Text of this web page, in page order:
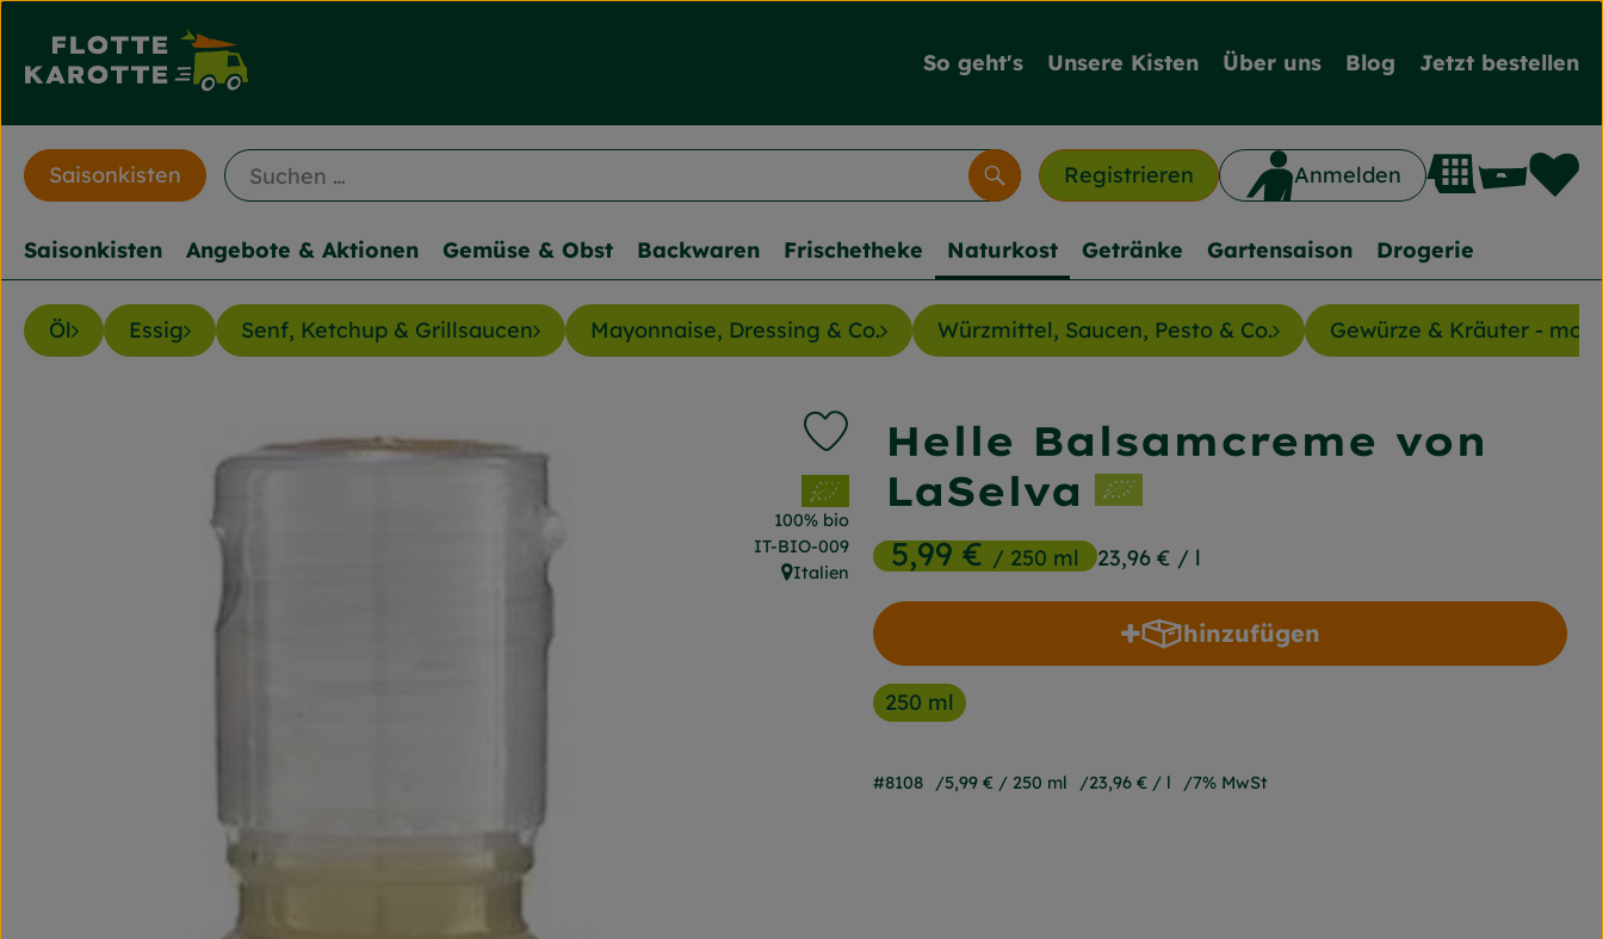
So geht's Unsere Kisten Über uns Blog Jetzt bestellen
Registrieren Anmelden
Suchen
Saisonkisten
Saisonkisten Angebote & Aktionen Gemüse & Obst Backwaren Frischetheke Naturkost Getränke Gartensaison Drogerie
Öl Essig Senf, Ketchup & Grillsaucen Mayonnaise, Dressing & Co. Würzmittel, Saucen, Pesto & Co. Gewürze & Kräuter -
Helle Balsamcreme von
LaSelva
5,99 €/ 250 ml 23,96 € / l
Produkt zu Favouriten hinzufügen
, Verband:
100% bio
, Kontrollstelle:
IT-BIO-009
, Herkunft:
Italien
hinzufügen
Produkt zum Warenkorb hinzufügen
250 ml
#8108 5,99 € / 250 ml 23,96 € / l 7% MwSt